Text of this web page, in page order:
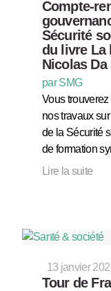
Compte-
Sécurité
du livre La
Nicolas Da
par SMG
Vous
nos travaux
de la Sécurité
de formation
Lire la suite
13 janvier
Tour de